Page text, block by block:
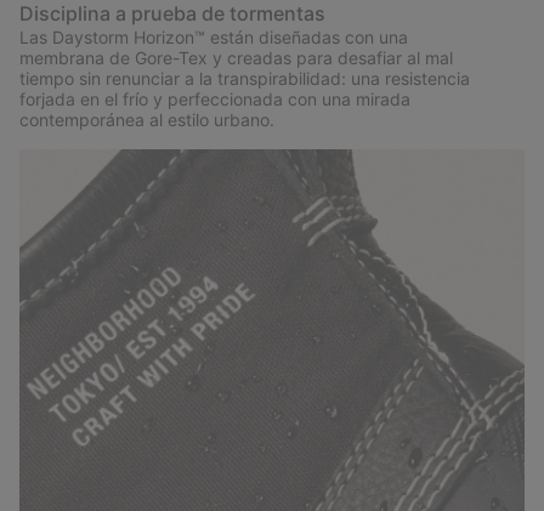
Disciplina a prueba de tormentas
Las Daystorm Horizon™ están diseñadas con una
membrana de Gore-Tex y creadas para desafiar al mal
tiempo sin renunciar a la transpirabilidad: una resistencia
forjada en el frío y perfeccionada con una mirada
contemporánea al estilo urbano.